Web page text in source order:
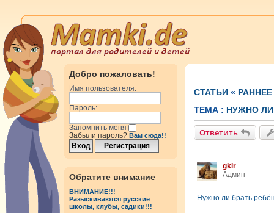
Добро пожаловать!
Имя пользователя:
Пароль:
Запомнить меня
Забыли пароль? Вам сюда!!
Обратите внимание
ВНИМАНИЕ!!!
Разыскиваются русские
школы, клубы, садики!!!
СТАТЬИ «
ТЕМА : НУЖНО ЛИ
Ответить
gkir
Админ
Нужно ли брать